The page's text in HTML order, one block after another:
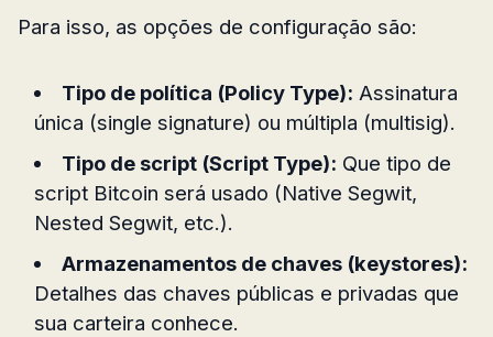
Para isso, as opções de configuração são:
Tipo de política (Policy Type): Assinatura
única (single signature) ou múltipla (multisig).
Tipo de script (Script Type): Que tipo de
script Bitcoin será usado (Native Segwit,
Nested Segwit, etc.).
Armazenamentos de chaves (keystores):
Detalhes das chaves públicas e privadas que
sua carteira conhece.